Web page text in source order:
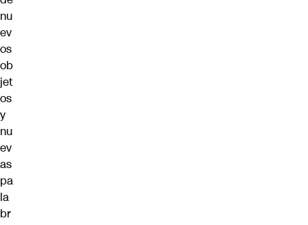
nu
ev
os
ob
jet
os
y
nu
ev
as
pa
la
br